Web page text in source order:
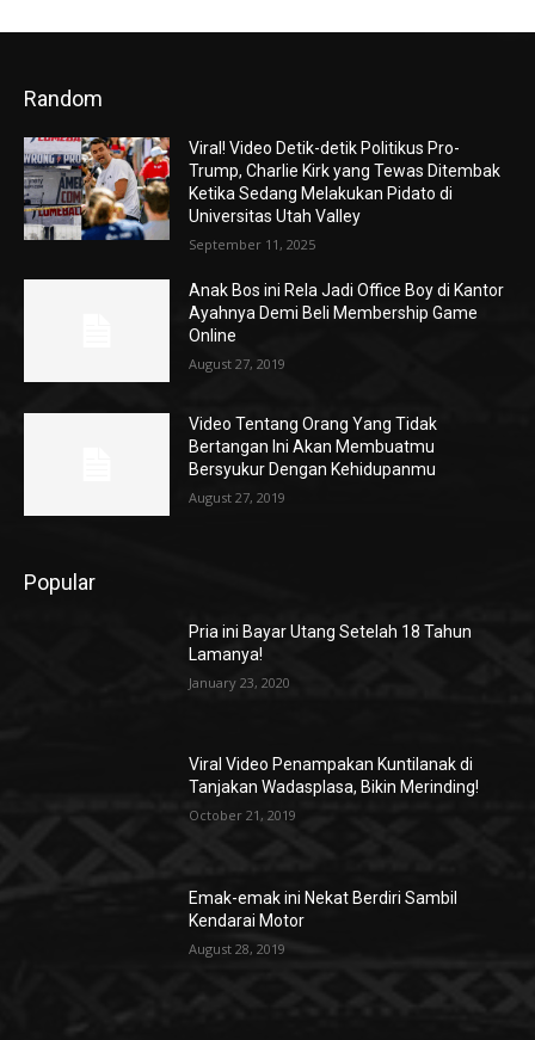
Random
Viral! Video Detik-detik Politikus Pro-
Trump, Charlie Kirk yang Tewas Ditembak
Ketika Sedang Melakukan Pidato di
Universitas Utah Valley
September 11, 2025
Anak Bos ini Rela Jadi Office Boy di Kantor
Ayahnya Demi Beli Membership Game
Online
August 27, 2019
Video Tentang Orang Yang Tidak
Bertangan Ini Akan Membuatmu
Bersyukur Dengan Kehidupanmu
August 27, 2019
Popular
Pria ini Bayar Utang Setelah 18 Tahun
Lamanya!
January 23, 2020
Viral Video Penampakan Kuntilanak di
Tanjakan Wadasplasa, Bikin Merinding!
October 21, 2019
Emak-emak ini Nekat Berdiri Sambil
Kendarai Motor
August 28, 2019